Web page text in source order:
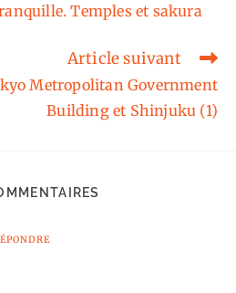
Temples et sakura
Article suivant
Metropolitan Government
Building et Shinjuku (1)